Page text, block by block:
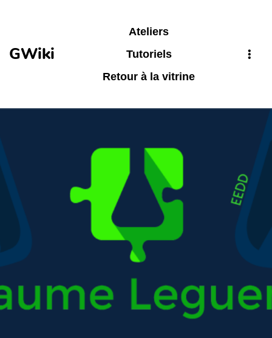
GWiki
Ateliers
Tutoriels
Retour à la vitrine